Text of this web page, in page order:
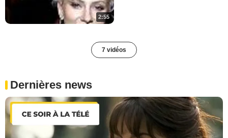
2:55
7 vidéos
Dernières news